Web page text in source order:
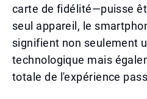
carte de fidélité—puisse
seul appareil, le
signifient non seulement
technologique mais
totale de l'expérience